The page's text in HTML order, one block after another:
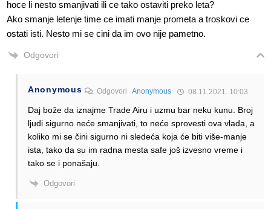
hoce li nesto smanjivati ili ce tako ostaviti preko leta?
Ako smanje letenje time ce imati manje prometa a troskovi ce
ostati isti. Nesto mi se cini da im ovo nije pametno.
Odgovori
Anonymous OdgovoriAnonymous 08.11.2021. 10:03
Daj bože da iznajme Trade Airu i uzmu bar neku kunu. Broj
ljudi sigurno neće smanjivati, to neće sprovesti ova vlada, a
koliko mi se čini sigurno ni sledeća koja će biti više-manje
ista, tako da su im radna mesta safe još izvesno vreme i
tako se i ponašaju.
Odgovori